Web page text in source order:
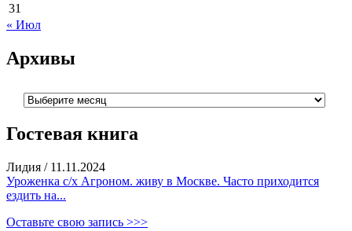
31
« Июл
Архивы
Архивы
Гостевая книга
Лидия / 11.11.2024
Уроженка с/х Агроном. живу в Москве. Часто приходится
ездить на...
Оставьте свою запись >>>